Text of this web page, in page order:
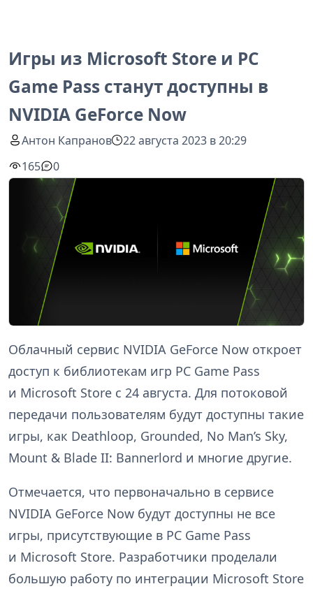
Игры из Microsoft Store и PC
Game Pass станут доступны в
NVIDIA GeForce Now
Антон Капранов
22 августа 2023 в 20:29
165
0
Облачный сервис NVIDIA GeForce Now откроет
доступ к библиотекам игр PC Game Pass
и Microsoft Store с 24 августа. Для потоковой
передачи пользователям будут доступны такие
игры, как Deathloop, Grounded, No Man’s Sky,
Mount & Blade II: Bannerlord и многие другие.
Отмечается, что первоначально в сервисе
NVIDIA GeForce Now будут доступны не все
игры, присутствующие в PC Game Pass
и Microsoft Store. Разработчики проделали
большую работу по интеграции Microsoft Store